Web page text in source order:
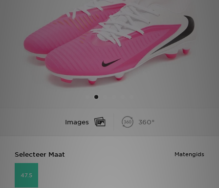
Images 360°
Matengids
Selecteer Maat
47.5
Mijn JD
Klantenservice